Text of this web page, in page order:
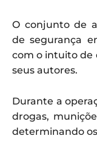
O conjunto de
de segurança
com o intuito de
seus autores.
Durante a
drogas,
determinando